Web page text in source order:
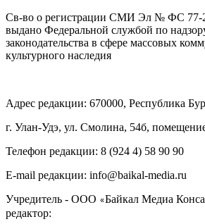
Св-во о регистрации СМИ Эл № ФС 77-
выдано Федеральной службой по
законодательства в сфере массовых
культурного наследия
Адрес редакции: 670000, Республика
г. Улан-Удэ, ул. Смолина, 54б,
Телефон редакции: ‎‎8 (924 4) 58 90 90
E-mail редакции: info@baikal-media.ru
Учредитель - ООО «Байкал Медиа
редактор: